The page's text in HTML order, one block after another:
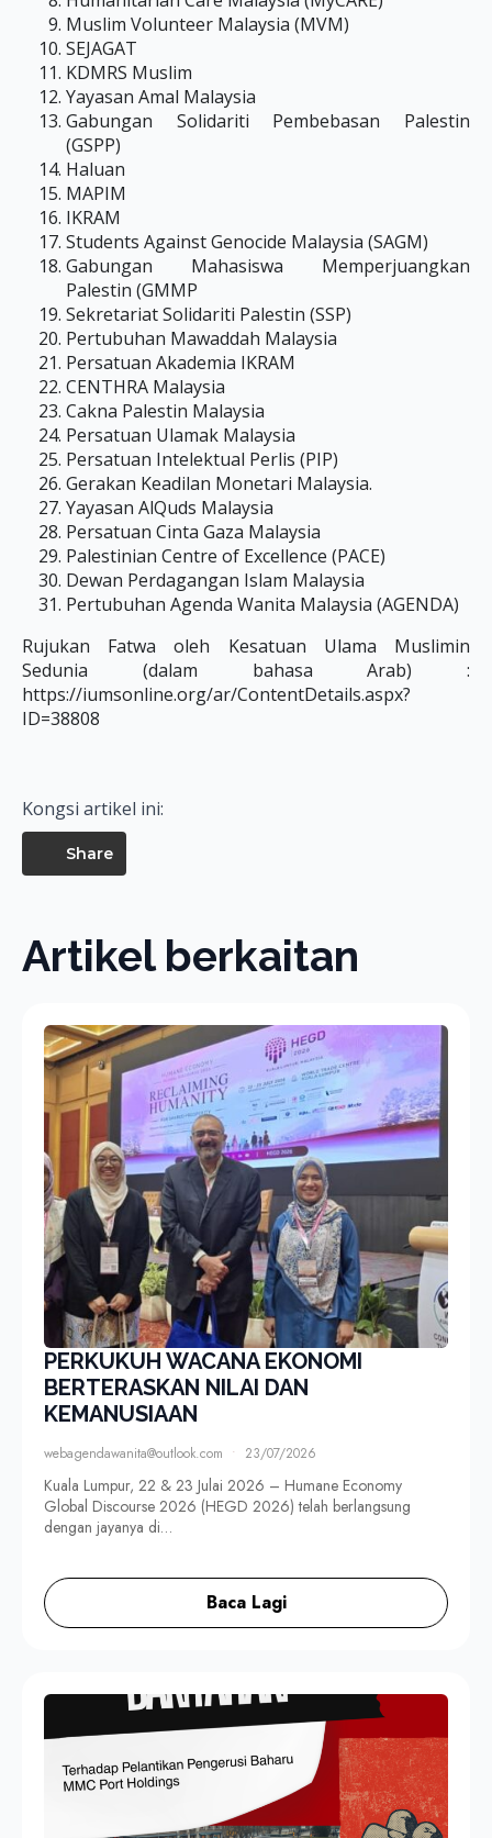
Muslim Volunteer Malaysia (MVM)
SEJAGAT
KDMRS Muslim
Yayasan Amal Malaysia
Gabungan Solidariti Pembebasan Palestin
(GSPP)
Haluan
MAPIM
IKRAM
Students Against Genocide Malaysia (SAGM)
Gabungan Mahasiswa Memperjuangkan
Palestin (GMMP
Sekretariat Solidariti Palestin (SSP)
Pertubuhan Mawaddah Malaysia
Persatuan Akademia IKRAM
CENTHRA Malaysia
Cakna Palestin Malaysia
Persatuan Ulamak Malaysia
Persatuan Intelektual Perlis (PIP)
Gerakan Keadilan Monetari Malaysia.
Yayasan AlQuds Malaysia
Persatuan Cinta Gaza Malaysia
Palestinian Centre of Excellence (PACE)
Dewan Perdagangan Islam Malaysia
Pertubuhan Agenda Wanita Malaysia (AGENDA)
Rujukan Fatwa oleh Kesatuan Ulama Muslimin
Sedunia (dalam bahasa Arab) :
https://iumsonline.org/ar/ContentDetails.aspx?
ID=38808
Kongsi artikel ini:
Share
Artikel berkaitan
PERKUKUH WACANA EKONOMI
BERTERASKAN NILAI DAN
KEMANUSIAAN
webagendawanita@outlook.com 23/07/2026
Kuala Lumpur, 22 & 23 Julai 2026 – Humane Economy
Global Discourse 2026 (HEGD 2026) telah berlangsung
dengan jayanya di…
Baca Lagi